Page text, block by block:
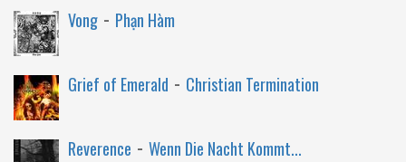
Vong - Phạn Hàm
Grief of Emerald - Christian Termination
Reverence - Wenn Die Nacht Kommt...